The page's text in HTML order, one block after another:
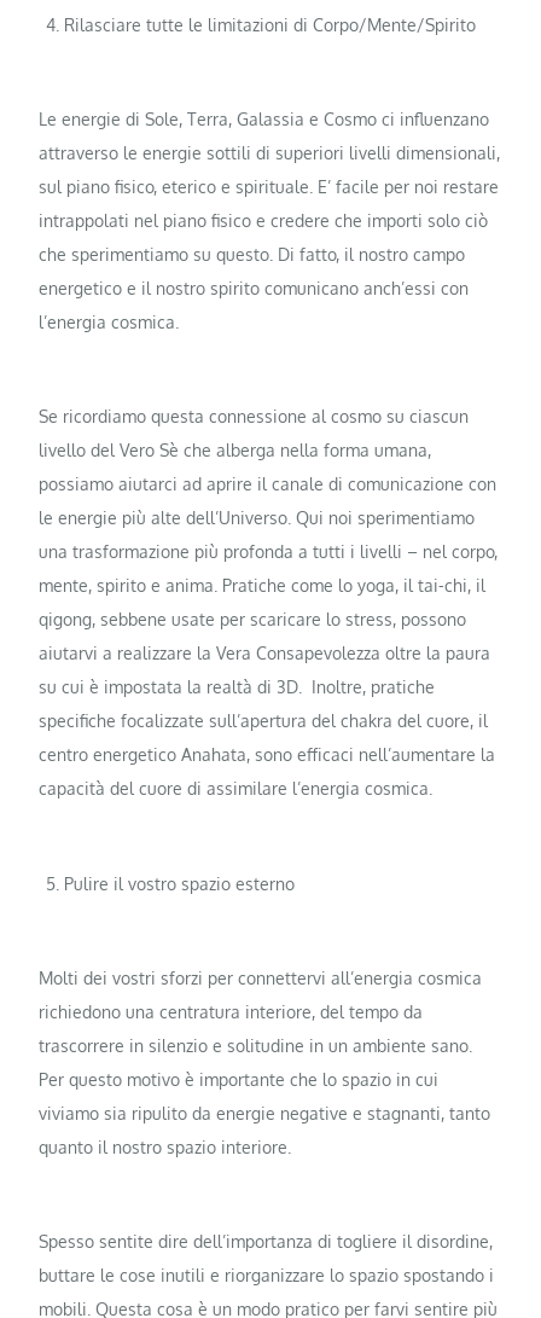
Rilasciare tutte le limitazioni di Corpo/Mente/Spirito
Le energie di Sole, Terra, Galassia e Cosmo ci influenzano
attraverso le energie sottili di superiori livelli dimensionali,
sul piano fisico, eterico e spirituale. E’ facile per noi restare
intrappolati nel piano fisico e credere che importi solo ciò
che sperimentiamo su questo. Di fatto, il nostro campo
energetico e il nostro spirito comunicano anch’essi con
l’energia cosmica.
Se ricordiamo questa connessione al cosmo su ciascun
livello del Vero Sè che alberga nella forma umana,
possiamo aiutarci ad aprire il canale di comunicazione con
le energie più alte dell’Universo. Qui noi sperimentiamo
una trasformazione più profonda a tutti i livelli – nel corpo,
mente, spirito e anima. Pratiche come lo yoga, il tai-chi, il
qigong, sebbene usate per scaricare lo stress, possono
aiutarvi a realizzare la Vera Consapevolezza oltre la paura
su cui è impostata la realtà di 3D. Inoltre, pratiche
specifiche focalizzate sull’apertura del chakra del cuore, il
centro energetico Anahata, sono efficaci nell’aumentare la
capacità del cuore di assimilare l’energia cosmica.
Pulire il vostro spazio esterno
Molti dei vostri sforzi per connettervi all’energia cosmica
richiedono una centratura interiore, del tempo da
trascorrere in silenzio e solitudine in un ambiente sano.
Per questo motivo è importante che lo spazio in cui
viviamo sia ripulito da energie negative e stagnanti, tanto
quanto il nostro spazio interiore.
Spesso sentite dire dell’importanza di togliere il disordine,
buttare le cose inutili e riorganizzare lo spazio spostando i
mobili. Questa cosa è un modo pratico per farvi sentire più